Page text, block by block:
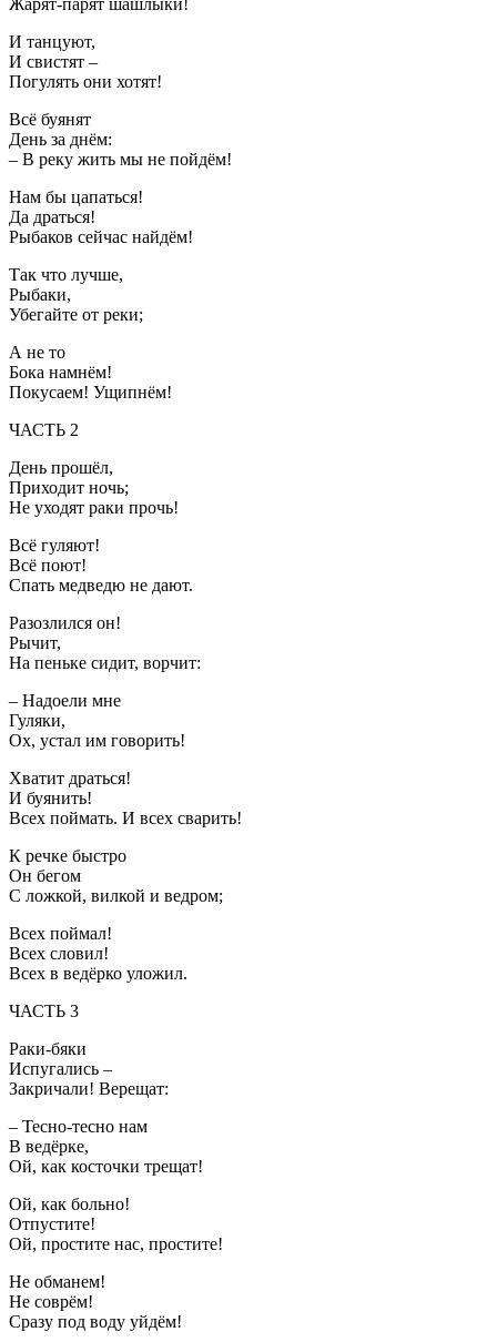
Жарят-парят шашлыки!
И танцуют,
И свистят –
Погулять они хотят!
Всё буянят
День за днём:
– В реку жить мы не пойдём!
Нам бы цапаться!
Да драться!
Рыбаков сейчас найдём!
Так что лучше,
Рыбаки,
Убегайте от реки;
А не то
Бока намнём!
Покусаем! Ущипнём!
ЧАСТЬ 2
День прошёл,
Приходит ночь;
Не уходят раки прочь!
Всё гуляют!
Всё поют!
Спать медведю не дают.
Разозлился он!
Рычит,
На пеньке сидит, ворчит:
– Надоели мне
Гуляки,
Ох, устал им говорить!
Хватит драться!
И буянить!
Всех поймать. И всех сварить!
К речке быстро
Он бегом
С ложкой, вилкой и ведром;
Всех поймал!
Всех словил!
Всех в ведёрко уложил.
ЧАСТЬ 3
Раки-бяки
Испугались –
Закричали! Верещат:
– Тесно-тесно нам
В ведёрке,
Ой, как косточки трещат!
Ой, как больно!
Отпустите!
Ой, простите нас, простите!
Не обманем!
Не соврём!
Сразу под воду уйдём!